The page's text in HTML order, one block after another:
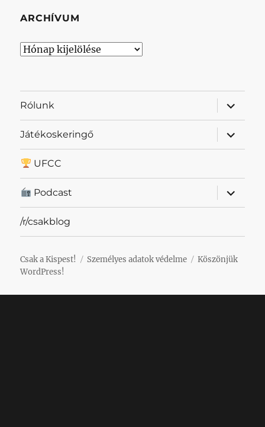
ARCHÍVUM
Archívum
Rólunk
almenü
Játékoskeringő
almenü
UFCC
Podcast
almenü
/r/csakblog
Csak a Kispest! Személyes adatok védelme
Köszönjük
WordPress!